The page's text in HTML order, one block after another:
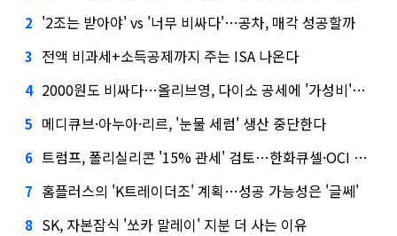
2 '2조는 받아야' vs '너무 비싸다'…공차, 매각 성공할까
3 전액 비과세+소득공제까지 주는 ISA 나온다
4 2000원도 비싸다…올리브영, 다이소 공세에 '가성비'로 맞불
5 메디큐브·아누아·리르, '눈물 세럼' 생산 중단한다
6 트럼프, 폴리실리콘 '15% 관세' 검토…한화큐셀·OCI 영향은?
7 홈플러스의 'K트레이더조' 계획…성공 가능성은 '글쎄'
8 SK, 자본잠식 '쏘카 말레이' 지분 더 사는 이유